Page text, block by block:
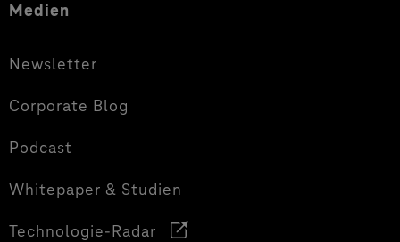
Medien
Newsletter
Corporate Blog
Podcast
Whitepaper & Studien
Technologie-Radar